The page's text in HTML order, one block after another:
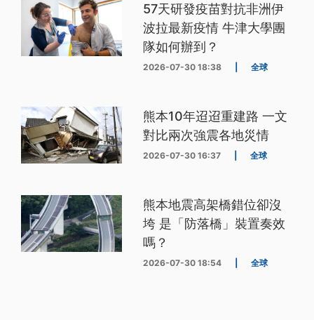
57天研發疫苗對抗非洲伊
波拉最新疫情 牛津大學團
隊如何辦到？
2026-07-30 18:38 全球
熊本10年迢迢重建路 一文
對比兩次強震各地災情
2026-07-30 16:37 全球
熊本地震高架橋錯位卻沒
垮 是「防落橋」裝置奏效
嗎？
2026-07-30 18:54 全球